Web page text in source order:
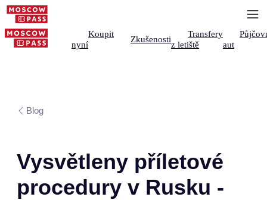
Koupit
nyní
Zkušenosti
Transfery
z letiště
aut
Blog
Vysvětleny příletové
procedury v Rusku -